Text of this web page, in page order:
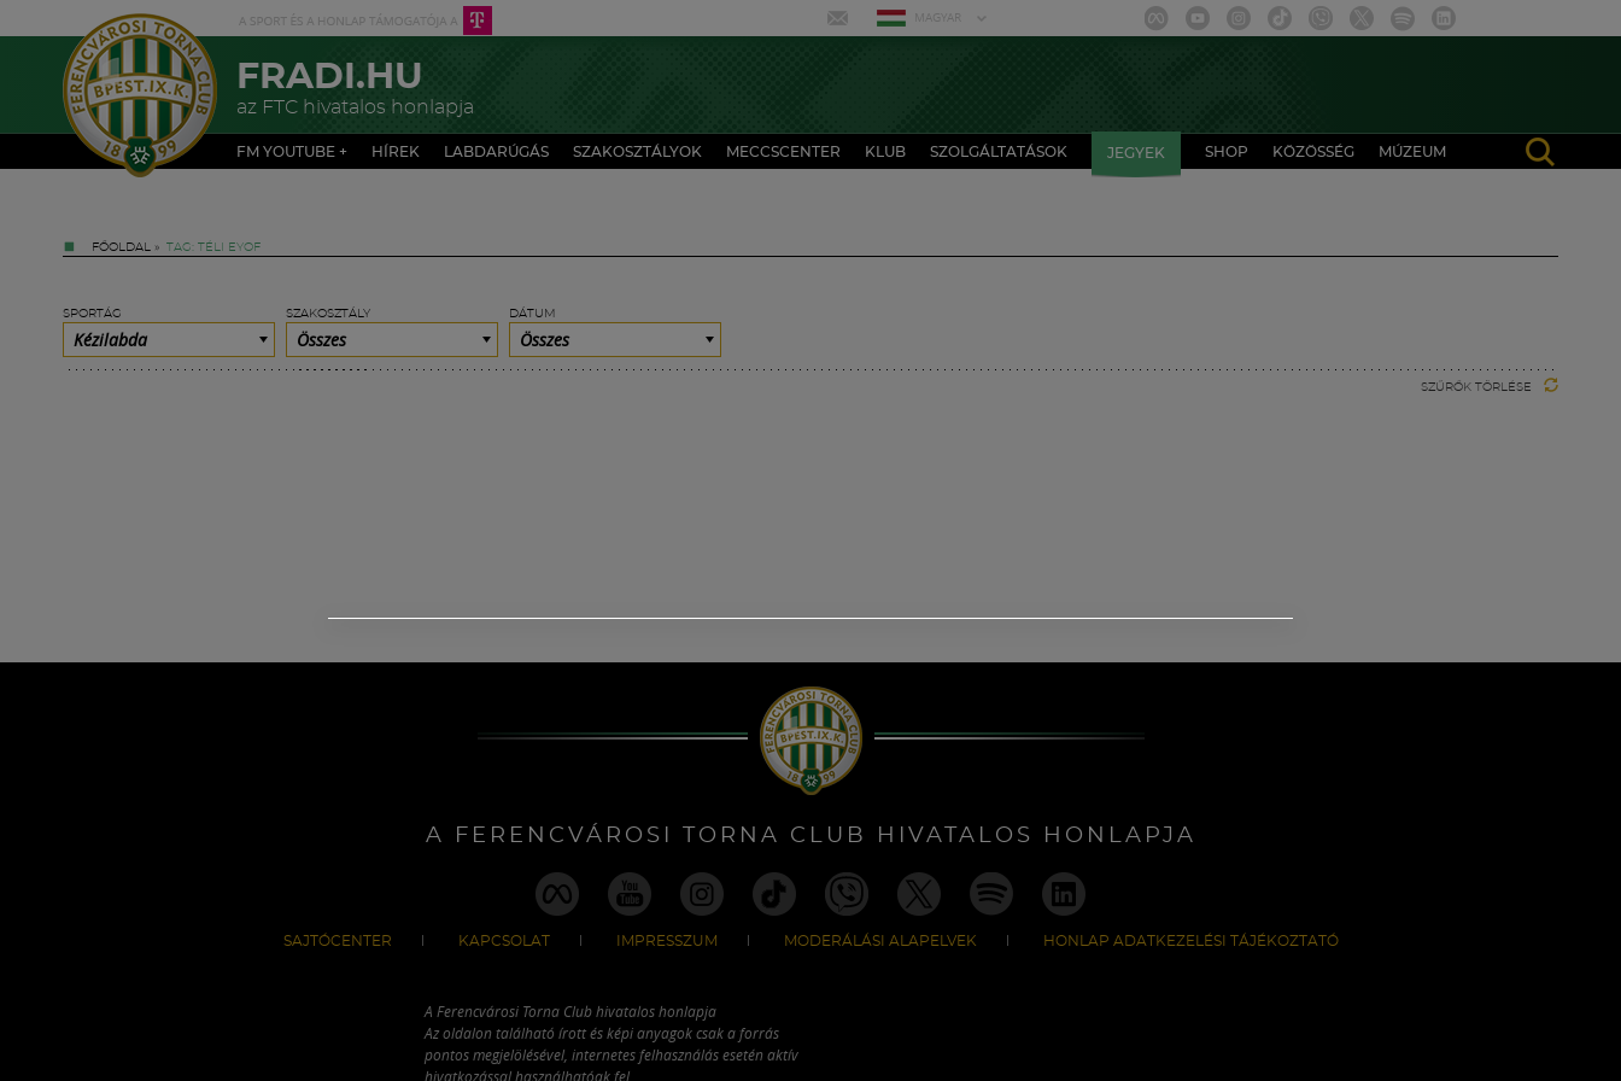
MAGYAR
FRADI.HU
az FTC hivatalos honlapja
FM YOUTUBE + HÍREK LABDARÚGÁS SZAKOSZTÁLYOK MECCSCENTER KLUB SZOLGÁLTATÁSOK JEGYEK SHOP KÖZÖSSÉG MÚZEUM
FŐOLDAL » TAG: TÉLI EYOF
SPORTÁG
Kézilabda
SZAKOSZTÁLY
Összes
DÁTUM
Összes
SZŰRŐK TÖRLÉSE
A FERENCVÁROSI TORNA CLUB HIVATALOS HONLAPJA
SAJTÓCENTER KAPCSOLAT IMPRESSZUM MODERÁLÁSI ALAPELVEK HONLAP ADATKEZELÉSI TÁJÉKOZTATÓ
A Ferencvárosi Torna Club hivatalos honlapja
Az oldalon található írott és képi anyagok csak a forrás
pontos megjelölésével, internetes felhasználás esetén aktív
hivatkozással használhatóak fel.